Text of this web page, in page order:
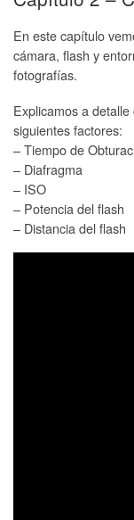
En este capítulo
cámara, flash y
fotografías.
Explicamos a
siguientes factores:
– Tiempo de
– Diafragma
– ISO
– Potencia del flash
– Distancia del flash